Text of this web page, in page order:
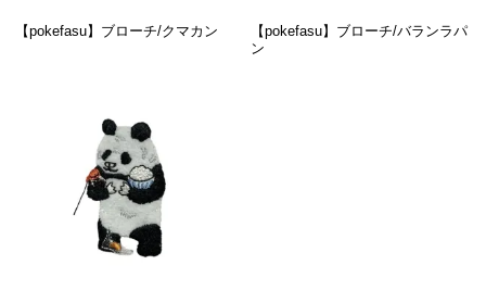
【pokefasu】ブローチ/クマカン
【pokefasu】ブローチ/バランラパ
ン